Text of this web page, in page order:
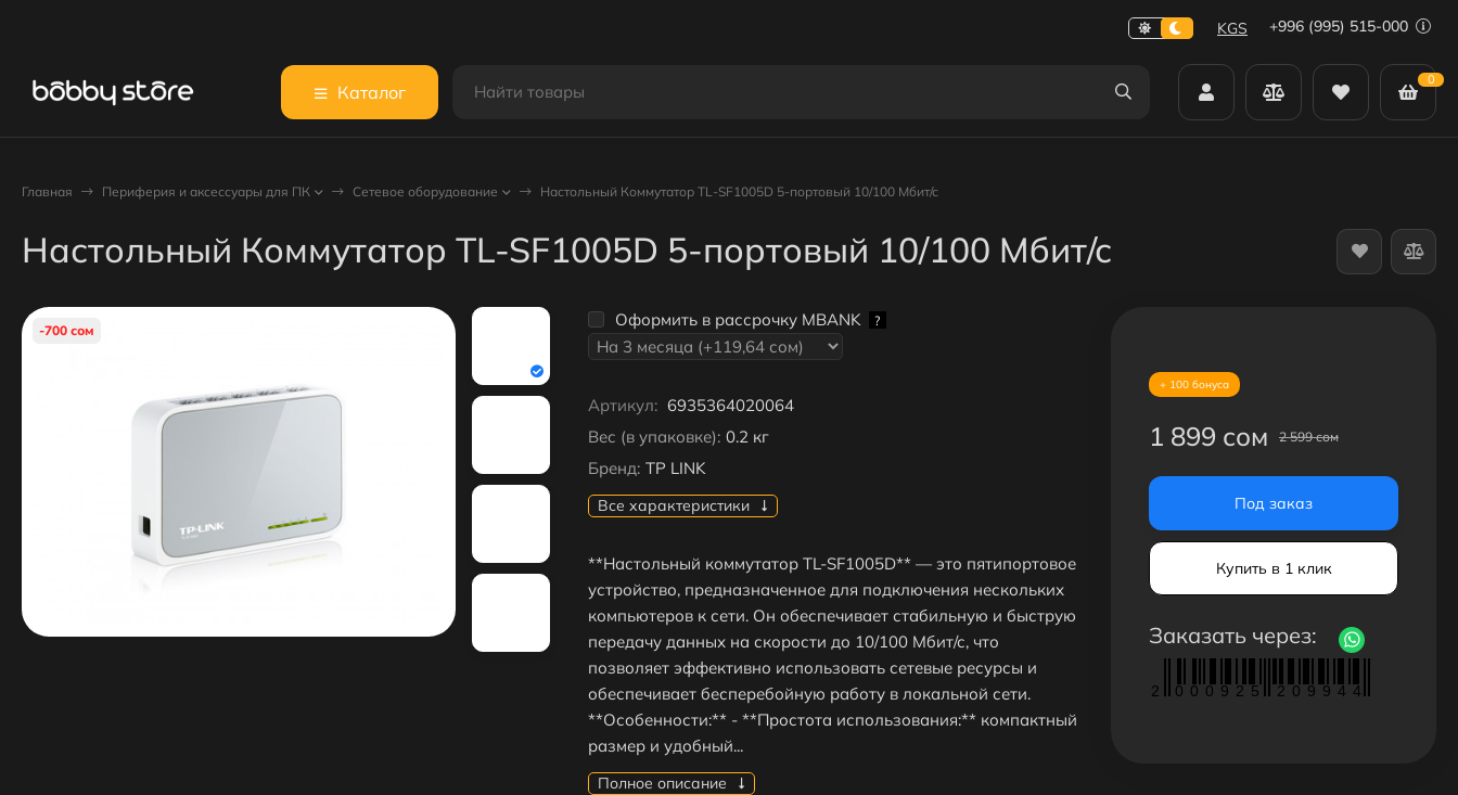
KGS +996 (995) 515-000
Каталог
0
Главная Периферия и аксессуары для ПК Сетевое оборудование Настольный Коммутатор TL-SF1005D 5-портовый 10/100 Мбит/с
Настольный Коммутатор TL-SF1005D 5-портовый 10/100 Мбит/с
-700 сом
Оформить в рассрочку MBANK ?
Артикул: 6935364020064
Вес (в упаковке): 0.2 кг
Бренд: TP LINK
Все характеристики
**Настольный коммутатор TL-SF1005D** — это пятипортовое
устройство, предназначенное для подключения нескольких
компьютеров к сети. Он обеспечивает стабильную и быструю
передачу данных на скорости до 10/100 Мбит/с, что
позволяет эффективно использовать сетевые ресурсы и
обеспечивает бесперебойную работу в локальной сети.
**Особенности:** - **Простота использования:** компактный
размер и удобный...
Полное описание
+ 100 бонуса
1 899 сом 2 599 сом
Под заказ
Купить в 1 клик
Заказать через:
2 0 0 0 9 2 5 2 0 9 9 4 4